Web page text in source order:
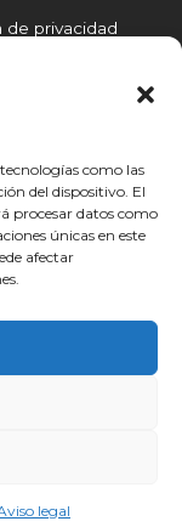
como las
del dispositivo. El
procesar datos como
únicas en este
afectar
legal
de privacidad
de denuncias